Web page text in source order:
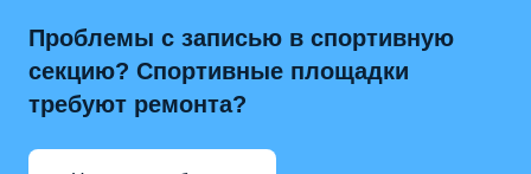
Проблемы с записью в спортивную
секцию? Спортивные площадки
требуют ремонта?